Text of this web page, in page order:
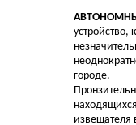
устройство,
городе.
извещателя